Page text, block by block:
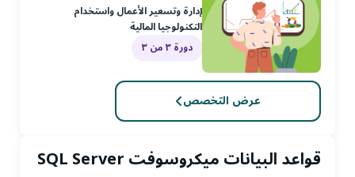
إدارة وتسعير الأعمال واستخدام
التكنولوجيا المالية
دورة ٣ من ٣
عرض التخصص
قواعد البيانات ميكروسوفت SQL Server